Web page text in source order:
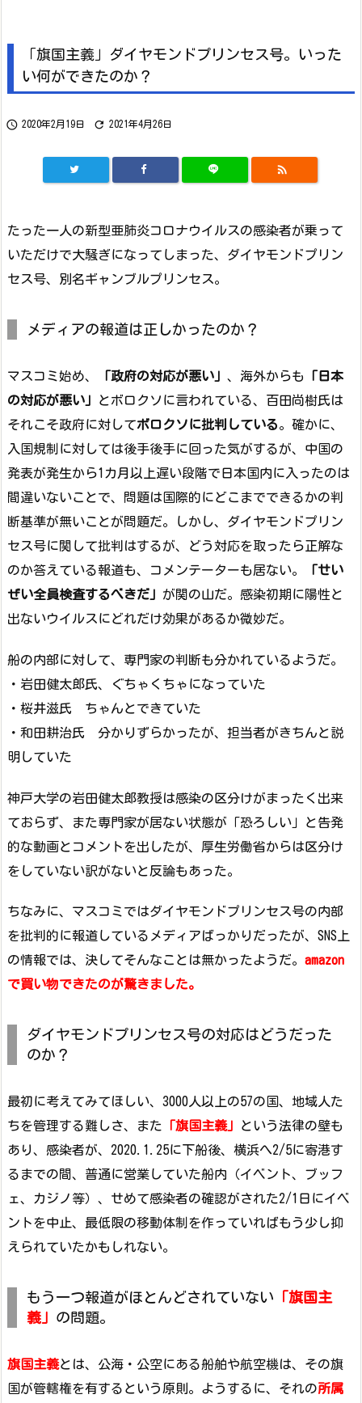
「旗国主義」ダイヤモンドプリンセス号。いった
い何ができたのか？
 2020年2月19日  2021年4月26日

たった一人の新型亜肺炎コロナウイルスの感染者が乗って
いただけで大騒ぎになってしまった、ダイヤモンドプリン
セス号、別名ギャンブルプリンセス。
メディアの報道は正しかったのか？
マスコミ始め、 「政府の対応が悪い」 、海外からも
「日本
の対応が悪い」
とボロクソに言われている、百田尚樹氏は
それこそ政府に対してボロクソに批判している。確かに、
入国規制に対しては後手後手に回った気がするが、中国の
発表が発生から1カ月以上遅い段階で日本国内に入ったのは
間違いないことで、問題は国際的にどこまでできるかの判
断基準が無いことが問題だ。しかし、ダイヤモンドプリン
セス号に関して批判はするが、どう対応を取ったら正解な
のか答えている報道も、コメンテーターも居ない。
「せい
ぜい全員検査するべきだ」 が関の山だ。感染初期に陽性と
出ないウイルスにどれだけ効果があるか微妙だ。
船の内部に対して、専門家の判断も分かれているようだ。
・岩田健太郎氏、ぐちゃくちゃになっていた
・桜井滋氏 ちゃんとできていた
・和田耕治氏 分かりずらかったが、担当者がきちんと説
明していた
神戸大学の岩田健太郎教授は感染の区分けがまったく出来
ておらず、また専門家が居ない状態が「恐ろしい」と告発
的な動画とコメントを出したが、厚生労働省からは区分け
をしていない訳がないと反論もあった。
ちなみに、マスコミではダイヤモンドプリンセス号の内部
を批判的に報道しているメディアばっかりだったが、SNS上
の情報では、決してそんなことは無かったようだ。 amazon
で買い物できたのが驚きました。
ダイヤモンドプリンセス号の対応はどうだった
のか？
最初に考えてみてほしい、3000人以上の57の国、地域人た
ちを管理する難しさ、また
「旗国主義」
という法律の壁も
あり、感染者が、2020.1.25に下船後、横浜へ2/5に寄港す
るまでの間、普通に営業していた船内（イベント、ブッフ
ェ、カジノ等）、せめて感染者の確認がされた2/1日にイベ
ントを中止、最低限の移動体制を作っていればもう少し抑
えられていたかもしれない。
もう一つ報道がほとんどされていない 「旗国主
義」 の問題。
旗国主義とは、公海・公空にある船舶や航空機は、その旗
国が管轄権を有するという原則。ようするに、それの所属